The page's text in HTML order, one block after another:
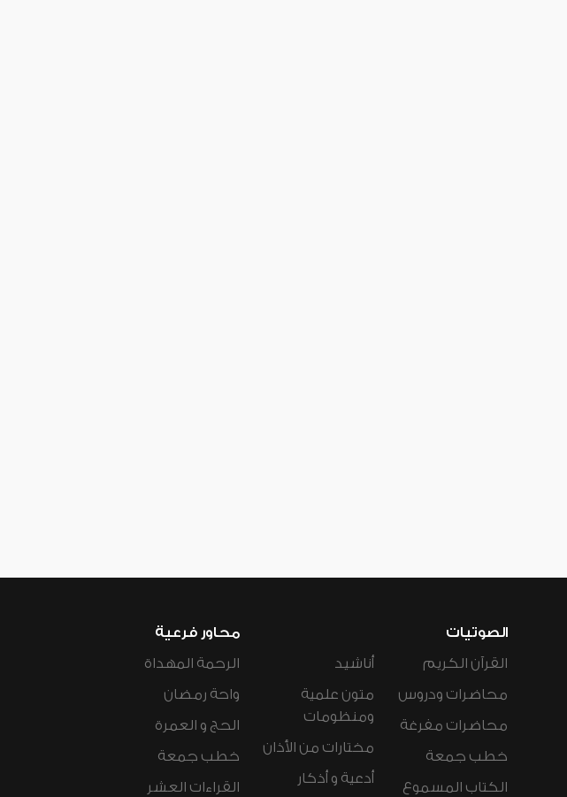
الصوتيات
القرآن الكريم
محاضرات ودروس
محاضرات مفرغة
خطب جمعة
الكتاب المسموع
أناشيد
متون علمية
ومنظومات
مختارات من الأذان
أدعية و أذكار
محاور فرعية
الرحمة المهداة
واحة رمضان
الحج و العمرة
خطب جمعة
القراءات العشر